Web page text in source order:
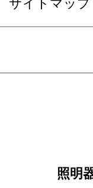
サイトマップ
照明